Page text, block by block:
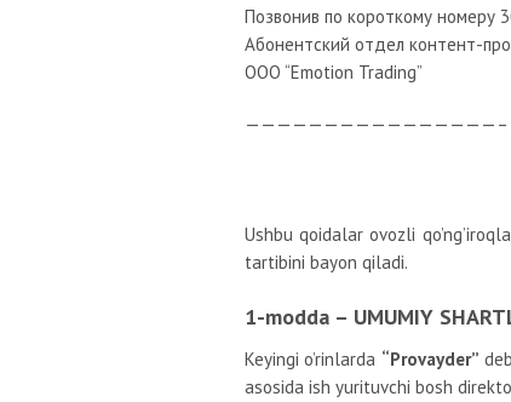
Позвонив по короткому номеру
Абонентский отдел контент-
ООО “Emotion Trading”
————————————————–
Ushbu qoidalar ovozli
tartibini bayon qiladi.
1-modda – UMUMIY
Keyingi o’rinlarda “Provayder”
asosida ish yurituvchi bosh